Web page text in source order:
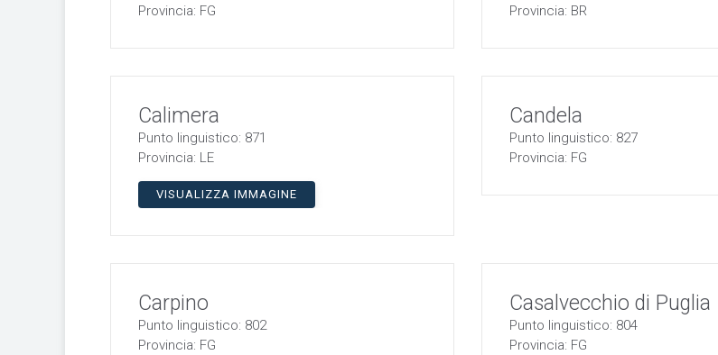
Provincia: FG
Provincia: BR
Calimera
Punto linguistico: 871
Provincia: LE
VISUALIZZA IMMAGINE
Candela
Punto linguistico: 827
Provincia: FG
Carpino
Punto linguistico: 802
Provincia: FG
Casalvecchio di Puglia
Punto linguistico: 804
Provincia: FG